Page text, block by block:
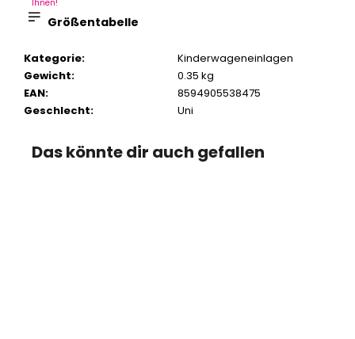
Kategorie:
Kinderwageneinlagen
Gewicht:
0.35 kg
EAN:
8594905538475
Geschlecht: Uni
Ihnen!
Größentabelle
Das könnte dir auch gefallen